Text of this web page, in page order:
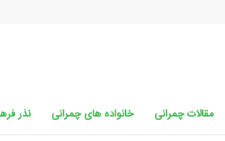
مقالات چمرانی خانواده های چمرانی نذر